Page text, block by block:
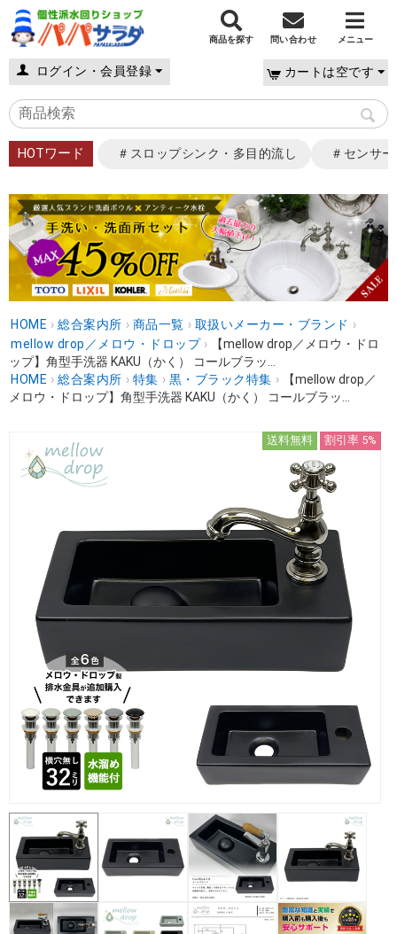
商品を探す 問い合わせ メニュー
ログイン・会員登録 カートは空です
HOTワード ＃スロップシンク・多目的流し ＃センサ
HOME › 総合案内所 › 商品一覧 › 取扱いメーカー・ブランド ›
mellow drop／メロウ・ドロップ ›
【mellow drop／メロウ・ドロ
ップ】角型手洗器 KAKU（かく） コールブラッ...
HOME › 総合案内所 › 特集 › 黒・ブラック特集 ›
【mellow drop／
メロウ・ドロップ】角型手洗器 KAKU（かく） コールブラッ...
送料無料 割引率 5%